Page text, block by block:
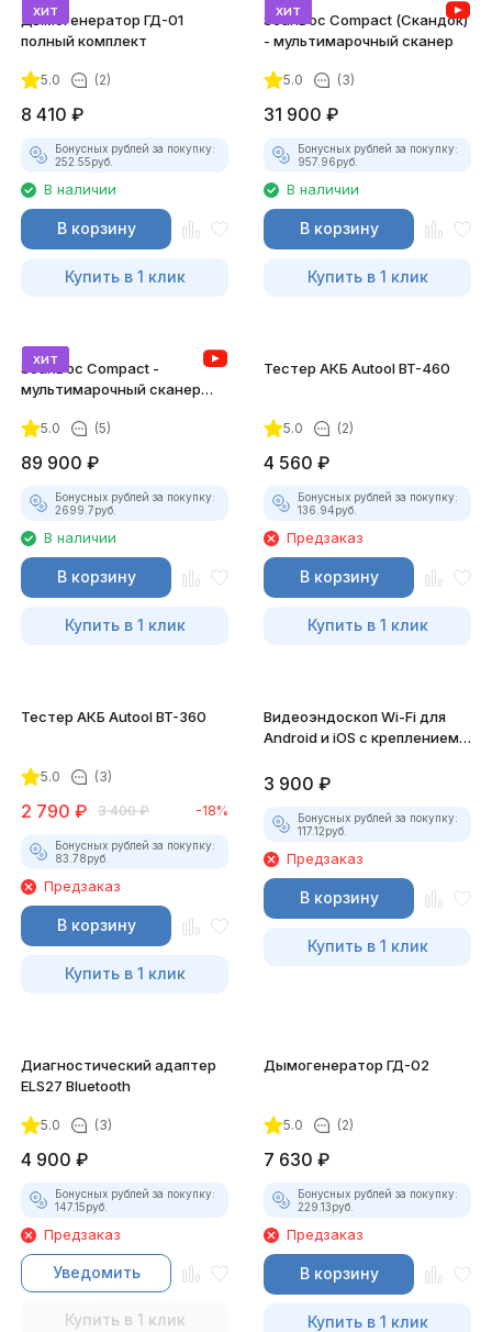
хит
Дымогенератор ГД-01
полный комплект
5.0 (2)
8 410 ₽
Бонусных рублей за покупку:
252.55руб.
В наличии
В корзину
Купить в 1 клик
хит
ScanDoc Compact (Скандок)
- мультимарочный сканер
5.0 (3)
31 900 ₽
Бонусных рублей за покупку:
957.96руб.
В наличии
В корзину
Купить в 1 клик
хит
ScanDoc Compact -
мультимарочный сканер
5.0 (5)
89 900 ₽
Бонусных рублей за покупку:
2699.7руб.
В наличии
В корзину
Купить в 1 клик
Тестер АКБ Autool BT-460
5.0 (2)
4 560 ₽
Бонусных рублей за покупку:
136.94руб.
Предзаказ
В корзину
Купить в 1 клик
Тестер АКБ Autool BT-360
5.0 (3)
2 790 ₽ 3 400 ₽ -18%
Бонусных рублей за покупку:
83.78руб.
Предзаказ
В корзину
Купить в 1 клик
Видеоэндоскоп Wi-Fi для
Android и iOS с креплением
3 900 ₽
Бонусных рублей за покупку:
117.12руб.
Предзаказ
В корзину
Купить в 1 клик
Диагностический адаптер
ELS27 Bluetooth
5.0 (3)
4 900 ₽
Бонусных рублей за покупку:
147.15руб.
Предзаказ
Уведомить
Купить в 1 клик
Дымогенератор ГД-02
5.0 (2)
7 630 ₽
Бонусных рублей за покупку:
229.13руб.
Предзаказ
В корзину
Купить в 1 клик